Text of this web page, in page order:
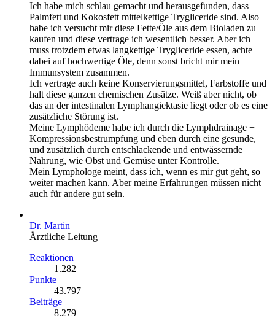
Ich habe mich schlau gemacht und herausgefunden, dass
Palmfett und Kokosfett mittelkettige Trygliceride sind. Also
habe ich versucht mir diese Fette/Öle aus dem Bioladen zu
kaufen und diese vertrage ich wesentlich besser. Aber ich
muss trotzdem etwas langkettige Trygliceride essen, achte
dabei auf hochwertige Öle, denn sonst bricht mir mein
Immunsystem zusammen.
Ich vertrage auch keine Konservierungsmittel, Farbstoffe und
halt diese ganzen chemischen Zusätze. Weiß aber nicht, ob
das an der intestinalen Lymphangiektasie liegt oder ob es eine
zusätzliche Störung ist.
Meine Lymphödeme habe ich durch die Lymphdrainage +
Kompressionsbestrumpfung und eben durch eine gesunde,
und zusätzlich durch entschlackende und entwässernde
Nahrung, wie Obst und Gemüse unter Kontrolle.
Mein Lymphologe meint, dass ich, wenn es mir gut geht, so
weiter machen kann. Aber meine Erfahrungen müssen nicht
auch für andere gut sein.
Dr. Martin
Ärztliche Leitung
Reaktionen
1.282
Punkte
43.797
Beiträge
8.279